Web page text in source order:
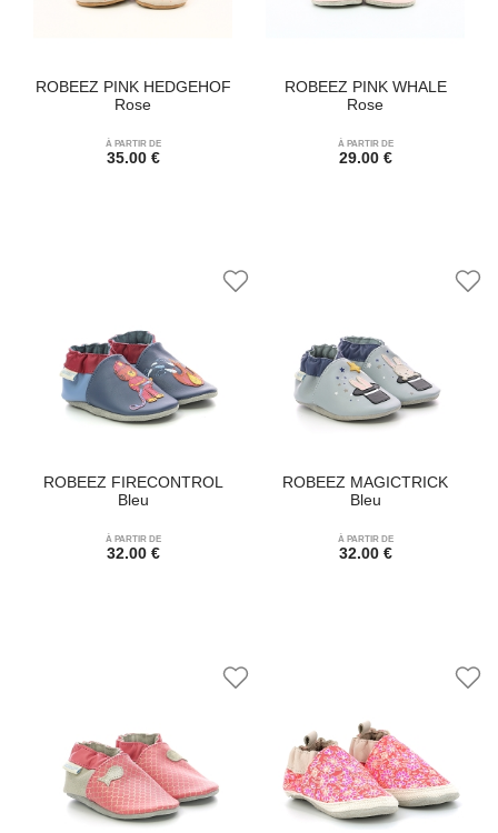
ROBEEZ PINK HEDGEHOF
Rose
À PARTIR DE
35.00 €
ROBEEZ PINK WHALE
Rose
À PARTIR DE
29.00 €
ROBEEZ FIRECONTROL
Bleu
À PARTIR DE
32.00 €
ROBEEZ MAGICTRICK
Bleu
À PARTIR DE
32.00 €